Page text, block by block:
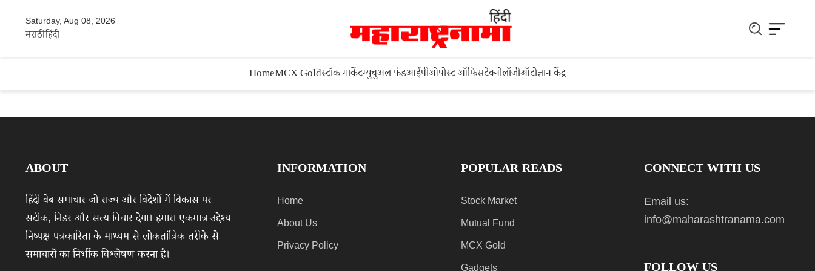
Saturday, Aug 08, 2026
मराठीहिंदी
HomeMCX Goldस्टॉक मार्केटम्युचुअल फंडआईपीओपोस्ट ऑफिसटेक्नोलॉजीऑटोज्ञान केंद्र
ABOUT
हिंदी वेब समाचार जो राज्य और विदेशों में विकास पर
सटीक, निडर और सत्य विचार देगा। हमारा एकमात्र उद्देश्य
निष्पक्ष पत्रकारिता के माध्यम से लोकतांत्रिक तरीके से
समाचारों का निर्भीक विश्लेषण करना है।
INFORMATION
Home
About Us
Privacy Policy
POPULAR READS
Stock Market
Mutual Fund
MCX Gold
Gadgets
CONNECT WITH US
Email us:
info@maharashtranama.com